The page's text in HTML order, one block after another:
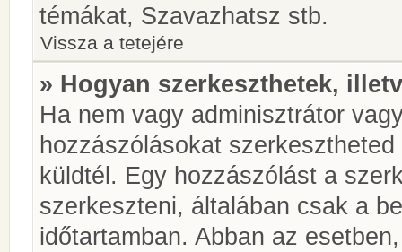
témákat, Szavazhatsz stb.
Vissza a tetejére
» Hogyan szerkeszthetek,
Ha nem vagy adminisztrátor
hozzászólásokat
küldtél. Egy hozzászólást a
szerkeszteni, általában csak a
időtartamban. Abban az